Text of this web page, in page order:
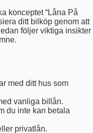
konceptet “Låna På
ditt bilköp genom att
följer viktiga insikter
med ditt hus som
vanliga billån.
du inte kan betala
privatlån.